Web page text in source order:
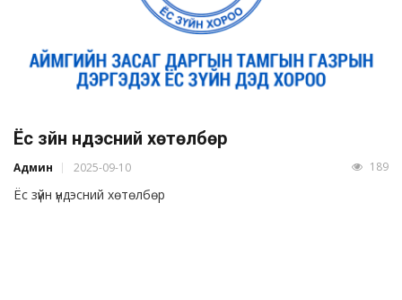
Ёс зүйн үндэсний хөтөлбөр
Админ 2025-09-10 189
Ёс зүйн үндэсний хөтөлбөр